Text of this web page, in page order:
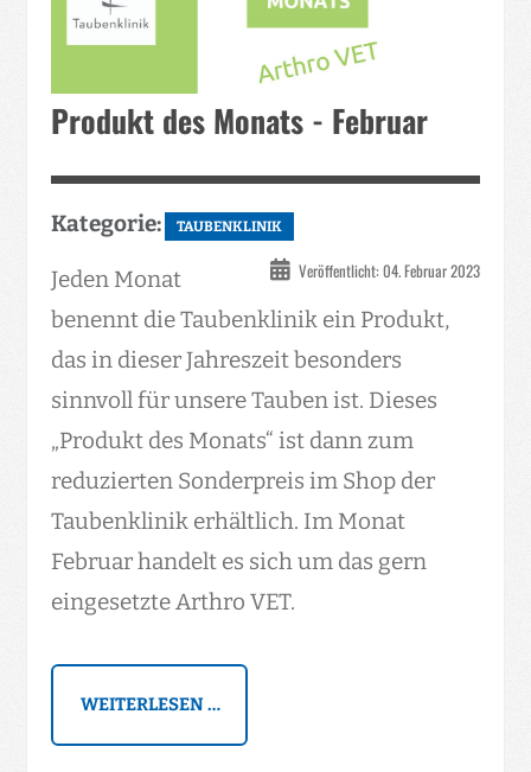
Produkt des Monats - Februar
Kategorie: TAUBENKLINIK
Veröffentlicht: 04. Februar 2023
Jeden Monat
benennt die Taubenklinik ein Produkt,
das in dieser Jahreszeit besonders
sinnvoll für unsere Tauben ist. Dieses
„Produkt des Monats“ ist dann zum
reduzierten Sonderpreis im Shop der
Taubenklinik erhältlich. Im Monat
Februar handelt es sich um das gern
eingesetzte Arthro VET.
WEITERLESEN …